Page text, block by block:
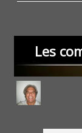
Les